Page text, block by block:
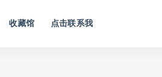
收藏馆 点击联系我